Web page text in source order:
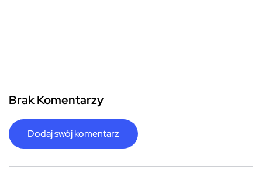
Brak Komentarzy
Dodaj swój komentarz